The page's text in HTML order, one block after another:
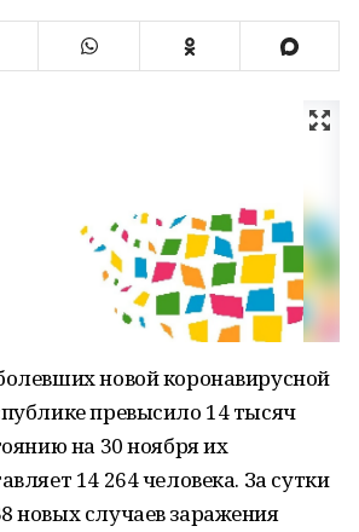
новой коронавирусной
превысило 14 тысяч
на 30 ноября их
14 264 человека. За сутки
новых случаев заражения